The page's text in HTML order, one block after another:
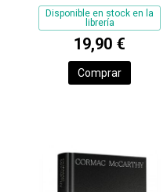
Disponible en stock en la
librería
19,90 €
Comprar